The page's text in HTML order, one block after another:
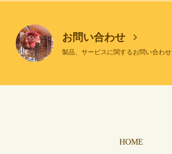
お問い合わせ
製品、サービスに関するお問い合わせ
HOME